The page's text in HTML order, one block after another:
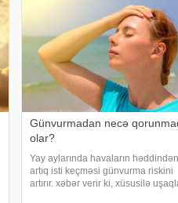
Günvurmadan necə
olar?
Yay aylarında havaların həddindən
artıq isti keçməsi günvurma riskini
artırır. xəbər verir ki, xüsusilə